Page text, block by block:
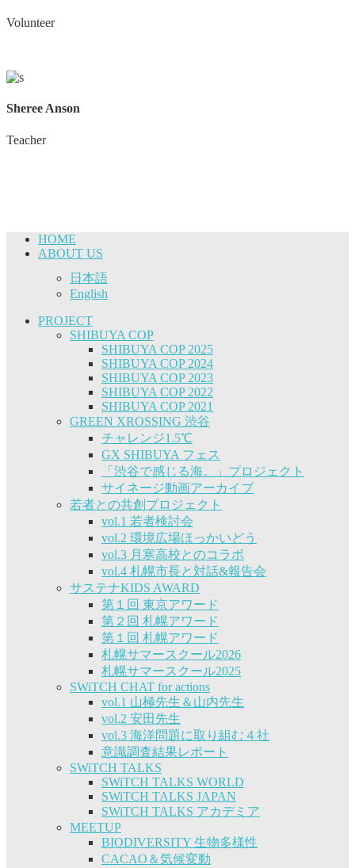
Volunteer
Sheree Anson
Teacher
HOME
ABOUT US
日本語
English
PROJECT
SHIBUYA COP
SHIBUYA COP 2025
SHIBUYA COP 2024
SHIBUYA COP 2023
SHIBUYA COP 2022
SHIBUYA COP 2021
GREEN XROSSING 渋谷
チャレンジ1.5℃
GX SHIBUYA フェス
「渋谷で感じる海。」プロジェクト
サイネージ動画アーカイブ
若者との共創プロジェクト
vol.1 若者検討会
vol.2 環境広場ほっかいどう
vol.3 月寒高校とのコラボ
vol.4 札幌市長と対話&報告会
サステナKIDS AWARD
第１回 東京アワード
第２回 札幌アワード
第１回 札幌アワード
札幌サマースクール2026
札幌サマースクール2025
SWiTCH CHAT for actions
vol.1 山極先生＆山内先生
vol.2 安田先生
vol.3 海洋問題に取り組む４社
意識調査結果レポート
SWiTCH TALKS
SWiTCH TALKS WORLD
SWiTCH TALKS JAPAN
SWiTCH TALKS アカデミア
MEETUP
BIODIVERSITY 生物多様性
CACAO＆気候変動